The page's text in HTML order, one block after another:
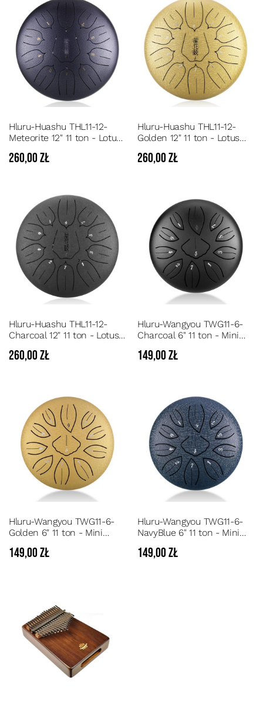
Hluru-Huashu THL11-12-
Meteorite 12" 11 ton - Lotus
dźwięków tonacja C
260,00 zł
Hluru-Huashu THL11-12-
Golden 12" 11 ton - Lotus
dźwięków tonacja C
260,00 zł
Hluru-Huashu THL11-12-
Charcoal 12" 11 ton - Lotus
dźwięków tonacja C
260,00 zł
Hluru-Wangyou TWG11-6-
Charcoal 6" 11 ton - Mini
drum 11 dźwięków tonacja
149,00 zł
Hluru-Wangyou TWG11-6-
Golden 6" 11 ton - Mini
drum 11 dźwięków tonacja
149,00 zł
Hluru-Wangyou TWG11-6-
NavyBlue 6" 11 ton - Mini
drum 11 dźwięków tonacja
149,00 zł